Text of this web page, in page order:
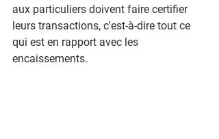
aux particuliers doivent faire certifier
leurs transactions, c'est-à-dire tout ce
qui est en rapport avec les
encaissements.